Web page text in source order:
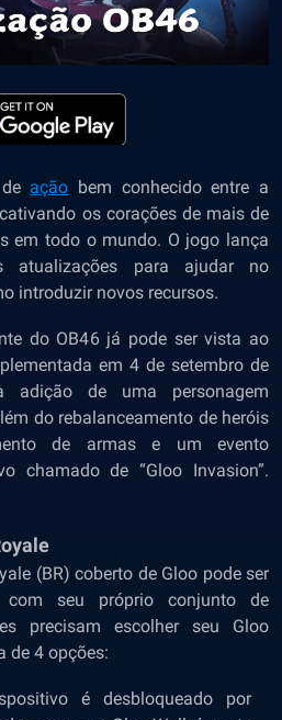
ação bem conhecido entre a
os corações de mais de
em todo o mundo. O jogo lança
atualizações para ajudar no
introduzir novos recursos.
do OB46 já pode ser vista ao
em 4 de setembro de
adição de uma personagem
do rebalanceamento de heróis
de armas e um evento
chamado de “Gloo Invasion”.
(BR) coberto de Gloo pode ser
seu próprio conjunto de
precisam escolher seu Gloo
de 4 opções:
é desbloqueado por